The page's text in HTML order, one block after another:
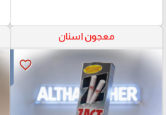
معجون اسنان
favorite_border